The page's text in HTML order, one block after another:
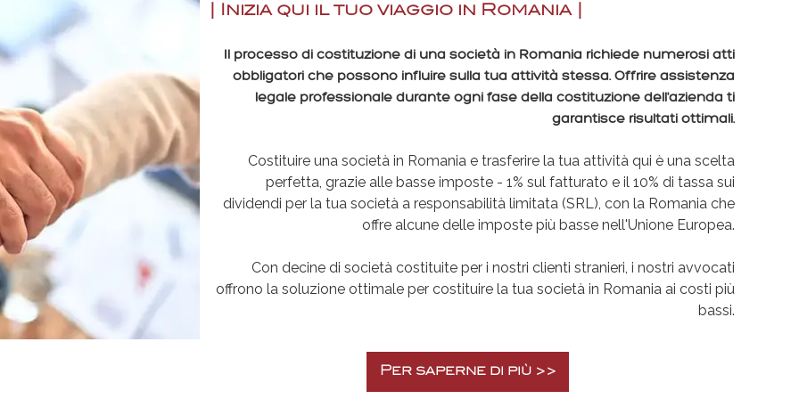
| Inizia qui il tuo viaggio in Romania |
Il processo di costituzione di una società in Romania richiede numerosi atti
obbligatori che possono influire sulla tua attività stessa. Offrire assistenza
legale professionale durante ogni fase della costituzione dell'azienda ti
garantisce risultati ottimali.
Costituire una società in Romania e trasferire la tua attività qui è una scelta
perfetta, grazie alle basse imposte - 1% sul fatturato e il 10% di tassa sui
dividendi per la tua società a responsabilità limitata (SRL), con la Romania che
offre alcune delle imposte più basse nell'Unione Europea.
Con decine di società costituite per i nostri clienti stranieri, i nostri avvocati
offrono la soluzione ottimale per costituire la tua società in Romania ai costi più
bassi.
Per saperne di più >>